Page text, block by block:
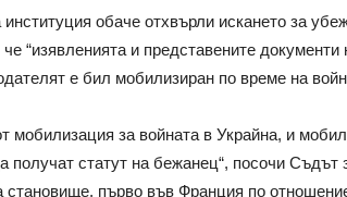
обаче отхвърли искането за
“изявленията и представените
е бил мобилизиран по време на
мобилизация за войната в Украйна, и
получат статут на бежанец“, посочи
първо във Франция по